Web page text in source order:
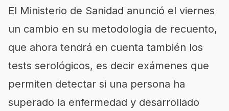
El Ministerio de Sanidad anunció el viernes
un cambio en su metodología de recuento,
que ahora tendrá en cuenta también los
tests serológicos, es decir exámenes que
permiten detectar si una persona ha
superado la enfermedad y desarrollado